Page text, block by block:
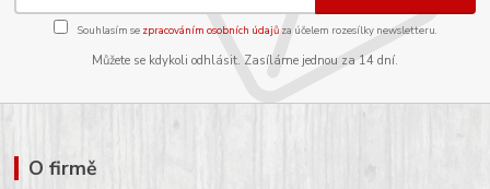
Souhlasím se zpracováním osobních údajůza účelem rozesílky newsletteru.
Můžete se kdykoli odhlásit. Zasíláme jednou za 14 dní.
O firmě